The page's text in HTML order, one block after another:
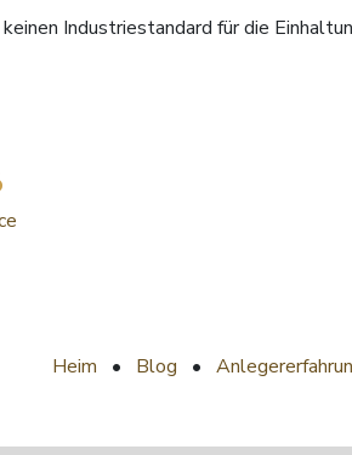
Industriestandard für die
Heim • Blog •